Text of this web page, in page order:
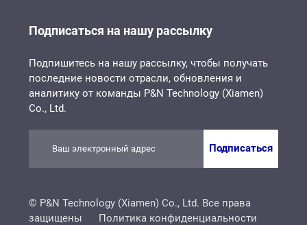
Подписаться на нашу рассылку
Подпишитесь на нашу рассылку, чтобы получать
последние новости отрасли, обновления и
аналитику от команды P&N Technology (Xiamen)
Co., Ltd.
Подписаться
© P&N Technology (Xiamen) Co., Ltd. Все права
защищены
Политика конфиденциальности